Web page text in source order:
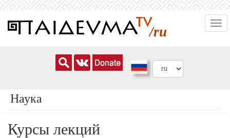
основному
/ru
Наука
Курсы лекций